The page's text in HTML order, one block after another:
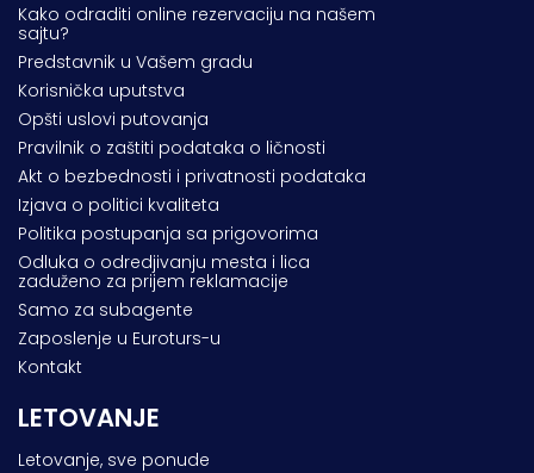
Kako odraditi online rezervaciju na našem
sajtu?
Predstavnik u Vašem gradu
Korisnička uputstva
Opšti uslovi putovanja
Pravilnik o zaštiti podataka o ličnosti
Akt o bezbednosti i privatnosti podataka
Izjava o politici kvaliteta
Politika postupanja sa prigovorima
Odluka o odredjivanju mesta i lica
zaduženo za prijem reklamacije
Samo za subagente
Zaposlenje u Euroturs-u
Kontakt
LETOVANJE
Letovanje, sve ponude